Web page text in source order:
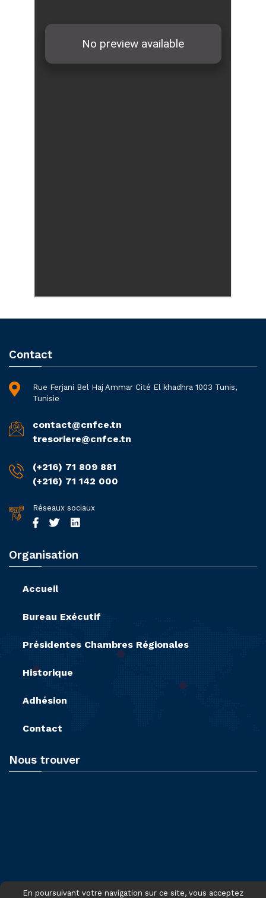
En poursuivant votre navigation sur ce site, vous acceptez
Contact
Rue Ferjani Bel Haj Ammar Cité El khadhra 1003 Tunis,
Tunisie
contact@cnfce.tn
tresoriere@cnfce.tn
(+216) 71 809 881
(+216) 71 142 000
Réseaux sociaux
Organisation
Accueil
Bureau Exécutif
Présidentes Chambres Régionales
Historique
Adhésion
Contact
Nous trouver